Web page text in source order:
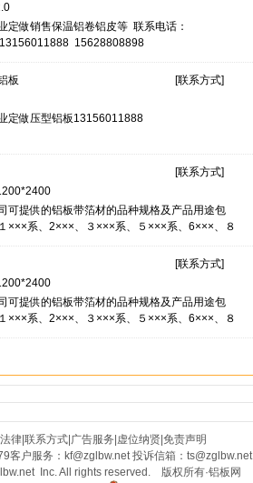
定做销售保温铝卷铝皮等 联系电话：
15628808898
板 [联系方式]
定做压型铝板13156011888
[联系方式]
可提供的铝板带箔材的品种规格及产品用途包
×××系、2×××、３×××系、５×××系、6×××、８
板带箔
[联系方式]
可提供的铝板带箔材的品种规格及产品用途包
×××系、2×××、３×××系、５×××系、6×××、８
板带箔
律| 联系方式| 广告服务 虚位纳贤 免责声明
客户服务： kf@zglbw.net投诉信箱： ts@zglbw.net
Inc. All rights reserved. 版权所有·铝板网